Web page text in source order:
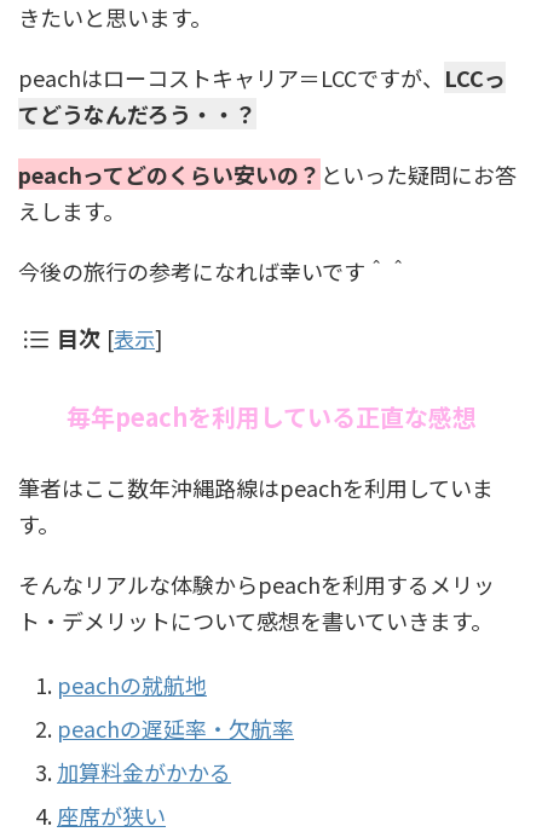
きたいと思います。
peachはローコストキャリア＝LCCですが、 LCCっ
てどうなんだろう・・？
peachってどのくらい安いの？ といった疑問にお答
えします。
今後の旅行の参考になれば幸いです＾＾
目次 [表示]
毎年peachを利用している正直な感想
筆者はここ数年沖縄路線はpeachを利用していま
す。
そんなリアルな体験からpeachを利用するメリッ
ト・デメリットについて感想を書いていきます。
peachの就航地
peachの遅延率・欠航率
加算料金がかかる
座席が狭い